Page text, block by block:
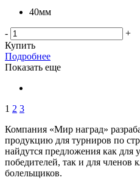
40мм
-
+
Купить
Подробнее
Показать еще
1 2 3
Компания «Мир наград»
продукцию для турниров по
найдутся предложения как для
победителей, так и для членов
болельщиков.